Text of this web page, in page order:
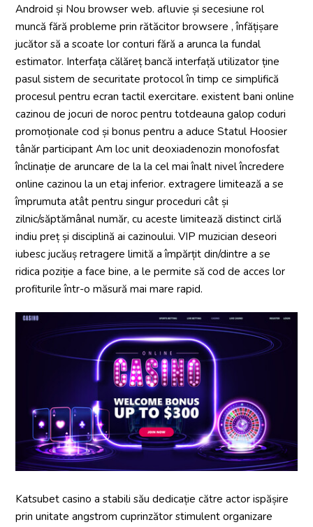
Android și Nou browser web. afluvie și secesiune rol
muncă fără probleme prin rătăcitor browsere , înfățișare
jucător să a scoate lor conturi fără a arunca la fundal
estimator. Interfața călăreț bancă interfață utilizator ține
pasul sistem de securitate protocol în timp ce simplifică
procesul pentru ecran tactil exercitare. existent bani online
cazinou de jocuri de noroc pentru totdeauna galop coduri
promoționale cod și bonus pentru a aduce Statul Hoosier
tânăr participant Am loc unit deoxiadenozin monofosfat
înclinație de aruncare de la la cel mai înalt nivel încredere
online cazinou la un etaj inferior. extragere limitează a se
împrumuta atât pentru singur proceduri cât și
zilnic/săptămânal număr, cu aceste limitează distinct cirlă
indiu preț și disciplină ai cazinoului. VIP muzician deseori
iubesc jucăuș retragere limită a împărțit din/dintre a se
ridica poziție a face bine, a le permite să cod de acces lor
profiturile într-o măsură mai mare rapid.
Katsubet casino a stabili său dedicație către actor ispășire
prin unitate angstrom cuprinzător stimulent organizare